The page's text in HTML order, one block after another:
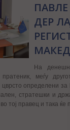
ДЕР
На
пратеник, меѓу
цврсто определени
стратешки и
тој правец и така ќе